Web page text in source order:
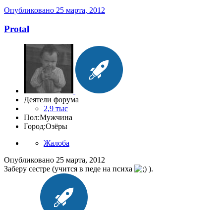
Опубликовано 25 марта, 2012
Protal
Деятели форума
2,9 тыс
Пол:Мужчина
Город:Озёры
Жалоба
Опубликовано 25 марта, 2012
Заберу сестре (учится в педе на психа
).